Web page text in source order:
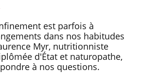
est parfois à
dans nos habitudes
Myr, nutritionniste
d'État et naturopathe,
à nos questions.